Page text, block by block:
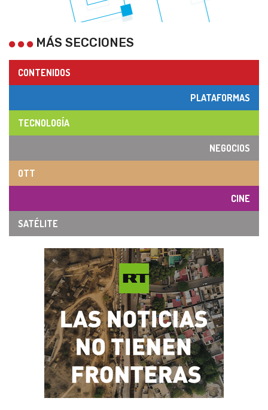
MÁS SECCIONES
CONTENIDOS
PLATAFORMAS
TECNOLOGÍA
NEGOCIOS
OTT
CINE
SATÉLITE